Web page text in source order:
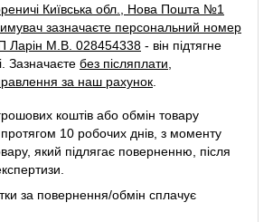
Київська обл., Нова Пошта №1
зазначаєте персональний номер
Ларін М.В. 028454338 - він підтягне
Зазначаєте без післяплати,
за наш рахунок.
коштів або обмін товару
протягом 10 робочих днів, з моменту
який підлягає поверненню, після
за повернення/обмін сплачує